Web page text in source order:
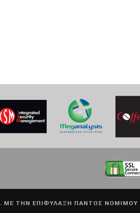
. ΜΕ ΤΗΝ ΕΠΙΦΥΛΑΞΗ ΠΑΝΤΟΣ ΝΟΜΙΜΟΥ